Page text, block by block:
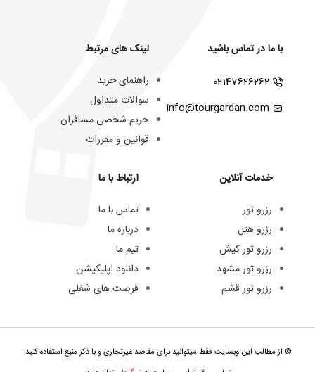
با ما در تماس باشید
02147626262
info@tourgardan.com
خدمات آنلاین
رزرو تور
رزرو هتل
رزرو تور کیش
رزرو تور مشهد
رزرو تور قشم
لینک های مرتبط
راهنمای خرید
سوالات متداول
حریم شخصی مسافران
قوانین و مقررات
ارتباط با ما
تماس با ما
درباره ما
تیم ما
دانلود اپلیکیشن
فرصت های شغلی
© از مطالب این وبسایت فقط میتوانید برای مقاصد غیرتجاری و با ذکر منبع استفاده کنید.